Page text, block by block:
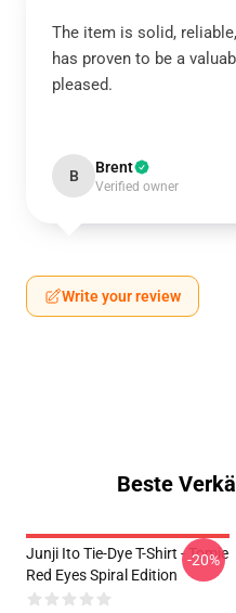
The item is solid,
has proven to be a
pleased.
B Brent
Verified owner
Write your review
Beste
Junji Ito Tie-Dye T-Shirt - Tomie
Red Eyes Spiral Edition
-20%